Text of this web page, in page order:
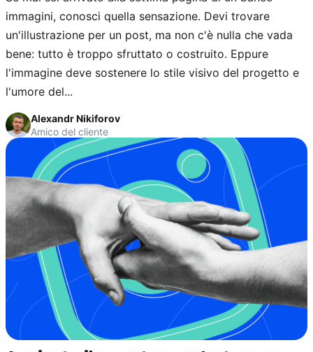
immagini, conosci quella sensazione. Devi trovare
un'illustrazione per un post, ma non c'è nulla che vada
bene: tutto è troppo sfruttato o costruito. Eppure
l'immagine deve sostenere lo stile visivo del progetto e
l'umore del...
Alexandr Nikiforov
Amico del cliente